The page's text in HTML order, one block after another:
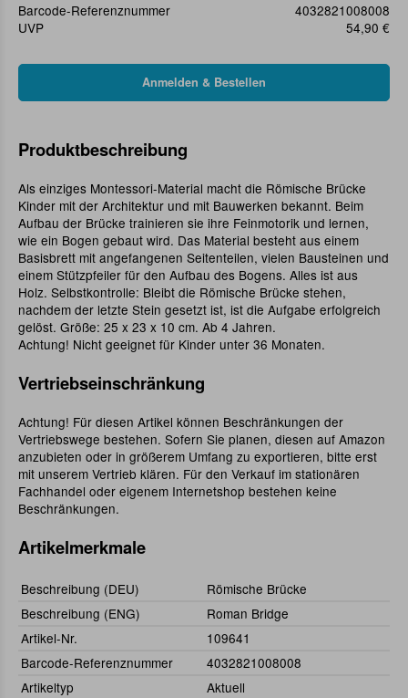
Barcode-Referenznummer
4032821008008
UVP
54,90 €
Produktbeschreibung
Als einziges Montessori-Material macht die Römische Brücke
Kinder mit der Architektur und mit Bauwerken bekannt. Beim
Aufbau der Brücke trainieren sie ihre Feinmotorik und lernen,
wie ein Bogen gebaut wird. Das Material besteht aus einem
Basisbrett mit angefangenen Seitenteilen, vielen Bausteinen und
einem Stützpfeiler für den Aufbau des Bogens. Alles ist aus
Holz. Selbstkontrolle: Bleibt die Römische Brücke stehen,
nachdem der letzte Stein gesetzt ist, ist die Aufgabe erfolgreich
gelöst. Größe: 25 x 23 x 10 cm. Ab 4 Jahren.
Achtung! Nicht geeignet für Kinder unter 36 Monaten.
Vertriebseinschränkung
Achtung! Für diesen Artikel können Beschränkungen der
Vertriebswege bestehen. Sofern Sie planen, diesen auf Amazon
anzubieten oder in größerem Umfang zu exportieren, bitte erst
mit unserem Vertrieb klären. Für den Verkauf im stationären
Fachhandel oder eigenem Internetshop bestehen keine
Beschränkungen.
Artikelmerkmale
Beschreibung (DEU)
Römische Brücke
Beschreibung (ENG)
Roman Bridge
Artikel-Nr.
109641
Barcode-Referenznummer
4032821008008
Artikeltyp
Aktuell